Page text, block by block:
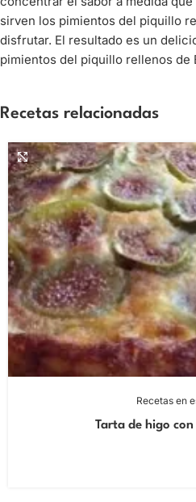
sirven los pimientos del piquillo
disfrutar. El resultado es un
pimientos del piquillo rellenos de
Recetas relacionadas
Recetas en
Tarta de higo